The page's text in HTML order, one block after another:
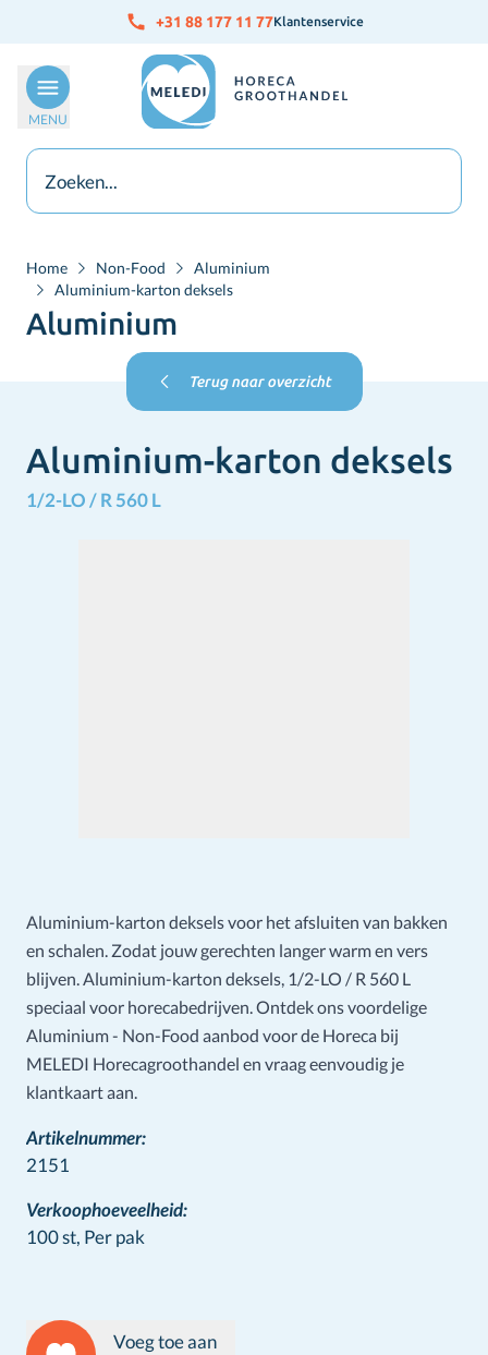
Ga naar de inhoud +31 88 177 11 77Klantenservice
MENU
Home Non-Food
Aluminium
Aluminium-karton deksels
Aluminium
Terug naar overzicht
Aluminium-karton deksels
1/2-LO / R 560 L
Aluminium-karton deksels voor het afsluiten van bakken
en schalen. Zodat jouw gerechten langer warm en vers
blijven. Aluminium-karton deksels, 1/2-LO / R 560 L
speciaal voor horecabedrijven. Ontdek ons voordelige
Aluminium - Non-Food aanbod voor de Horeca bij
MELEDI Horecagroothandel en vraag eenvoudig je
klantkaart aan.
Artikelnummer:
2151
Verkoophoeveelheid:
100 st, Per pak
Voeg toe aan